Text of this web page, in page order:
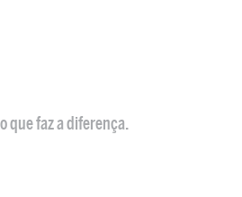
que faz a diferença.